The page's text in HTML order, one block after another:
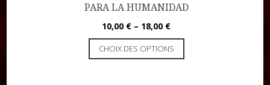
PARA LA HUMANIDAD
10,00 € – 18,00 €
CHOIX DES OPTIONS